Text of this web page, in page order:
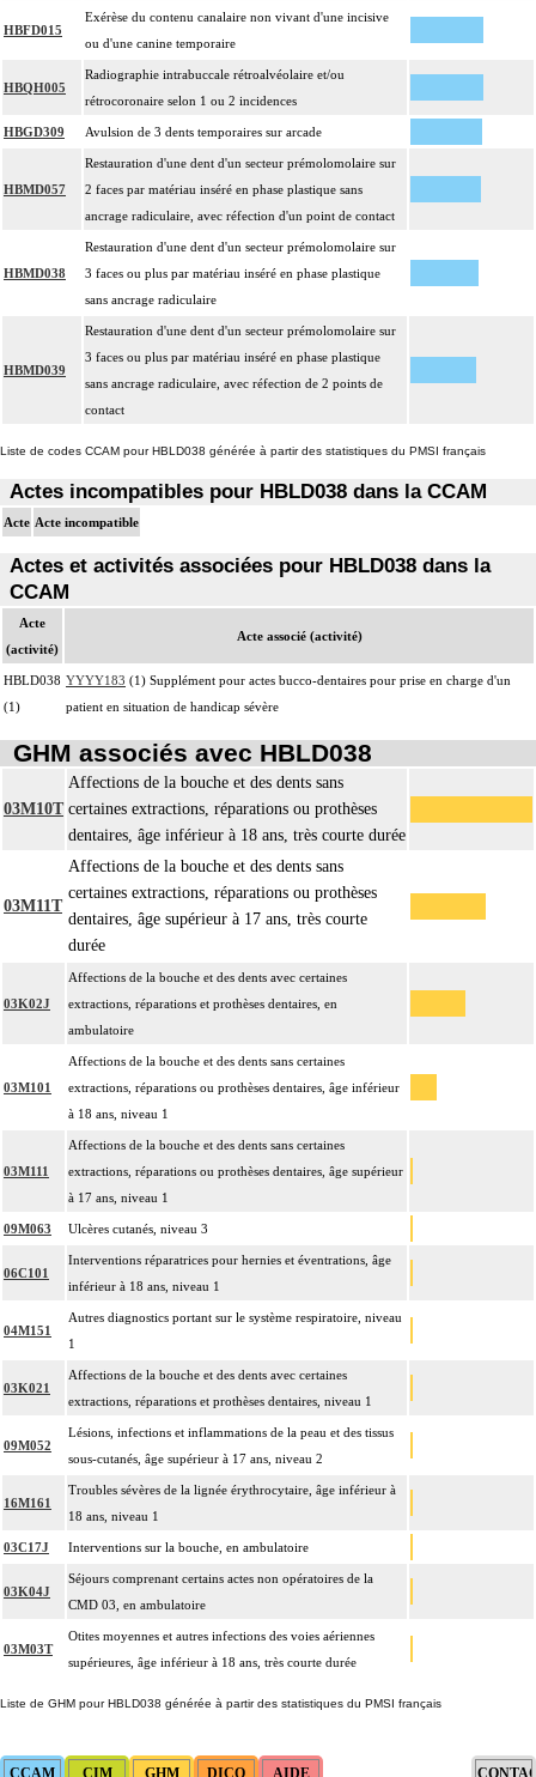
HBFD015
Exérèse du contenu canalaire non vivant d'une incisive
ou d'une canine temporaire
HBQH005
Radiographie intrabuccale rétroalvéolaire et/ou
rétrocoronaire selon 1 ou 2 incidences
HBGD309 Avulsion de 3 dents temporaires sur arcade
HBMD057
Restauration d'une dent d'un secteur prémolomolaire sur
2 faces par matériau inséré en phase plastique sans
ancrage radiculaire, avec réfection d'un point de contact
HBMD038
Restauration d'une dent d'un secteur prémolomolaire sur
3 faces ou plus par matériau inséré en phase plastique
sans ancrage radiculaire
HBMD039
Restauration d'une dent d'un secteur prémolomolaire sur
3 faces ou plus par matériau inséré en phase plastique
sans ancrage radiculaire, avec réfection de 2 points de
contact
Liste de codes CCAM pour HBLD038 générée à partir des statistiques du PMSI français
Actes incompatibles pour HBLD038 dans la CCAM
Acte Acte incompatible
Actes et activités associées pour HBLD038 dans la
CCAM
Acte
(activité)
Acte associé (activité)
HBLD038
(1)
YYYY183 (1) Supplément pour actes bucco-dentaires pour prise en charge d'un
patient en situation de handicap sévère
GHM associés avec HBLD038
03M10T
Affections de la bouche et des dents sans
certaines extractions, réparations ou prothèses
dentaires, âge inférieur à 18 ans, très courte durée
03M11T
Affections de la bouche et des dents sans
certaines extractions, réparations ou prothèses
dentaires, âge supérieur à 17 ans, très courte
durée
03K02J
Affections de la bouche et des dents avec certaines
extractions, réparations et prothèses dentaires, en
ambulatoire
03M101
Affections de la bouche et des dents sans certaines
extractions, réparations ou prothèses dentaires, âge inférieur
à 18 ans, niveau 1
03M111
Affections de la bouche et des dents sans certaines
extractions, réparations ou prothèses dentaires, âge supérieur
à 17 ans, niveau 1
09M063 Ulcères cutanés, niveau 3
06C101
Interventions réparatrices pour hernies et éventrations, âge
inférieur à 18 ans, niveau 1
04M151
Autres diagnostics portant sur le système respiratoire, niveau
1
03K021
Affections de la bouche et des dents avec certaines
extractions, réparations et prothèses dentaires, niveau 1
09M052
Lésions, infections et inflammations de la peau et des tissus
sous-cutanés, âge supérieur à 17 ans, niveau 2
16M161
Troubles sévères de la lignée érythrocytaire, âge inférieur à
18 ans, niveau 1
03C17J Interventions sur la bouche, en ambulatoire
03K04J
Séjours comprenant certains actes non opératoires de la
CMD 03, en ambulatoire
03M03T
Otites moyennes et autres infections des voies aériennes
supérieures, âge inférieur à 18 ans, très courte durée
Liste de GHM pour HBLD038 générée à partir des statistiques du PMSI français